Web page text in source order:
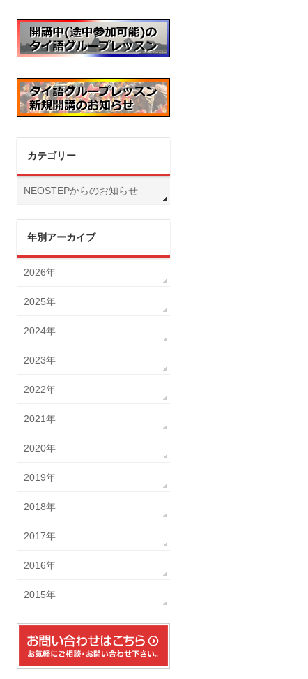
カテゴリー
NEOSTEPからのお知らせ
年別アーカイブ
2026年
2025年
2024年
2023年
2022年
2021年
2020年
2019年
2018年
2017年
2016年
2015年